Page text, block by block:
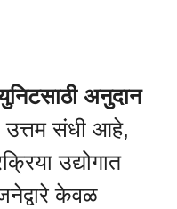
अनुदान
संधी आहे,
उद्योगात
केवळ